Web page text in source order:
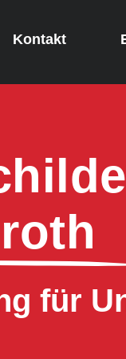
Kontakt
für